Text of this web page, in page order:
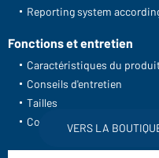
Vers la
Reporting system
Fonctions et entretien
Caractéristiques du
Conseils d'entretien
Tailles
Couleurs